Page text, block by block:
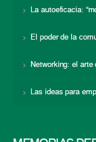
La autoeficacia:
El poder de la
Networking: el arte
Las ideas para